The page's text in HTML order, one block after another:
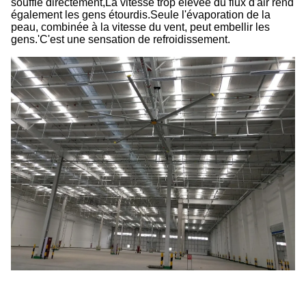
soufflé directement,La vitesse trop élevée du flux d'air rend
également les gens étourdis.Seule l'évaporation de la
peau, combinée à la vitesse du vent, peut embellir les
gens.'C'est une sensation de refroidissement.